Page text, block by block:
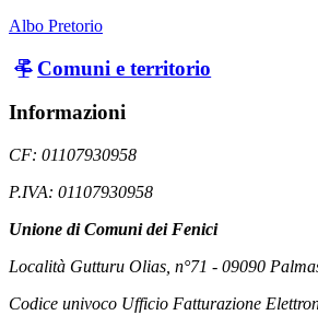
Albo Pretorio
Comuni e territorio
Informazioni
CF: 01107930958
P.IVA: 01107930958
Unione di Comuni dei Fenici
Località Gutturu Olias, n°71 - 09090
Codice univoco Ufficio Fatturazione